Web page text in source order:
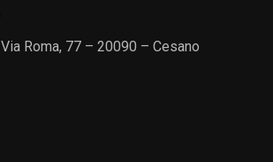
Via Roma, 77 – 20090 – Cesano